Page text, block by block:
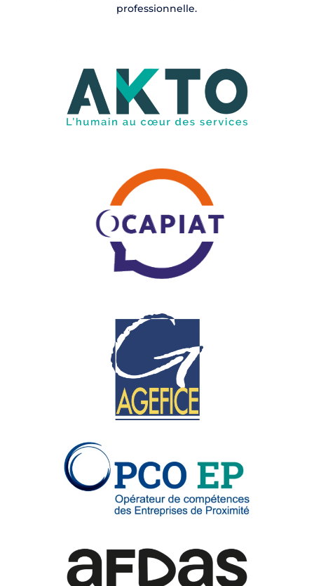
professionnelle.